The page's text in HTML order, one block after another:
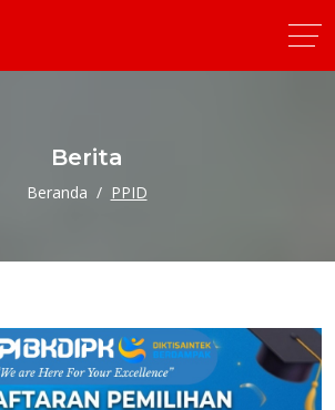
Berita
Beranda PPID